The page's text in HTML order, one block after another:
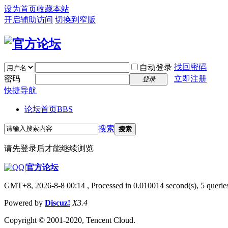
设为首页收藏本站
开启辅助访问 切换到窄版
自动登录 找回密码
密码
登录
立即注册
快捷导航
论坛首页BBS
搜索 搜索
请先登录后才能继续浏览
|官方论坛
GMT+8, 2026-8-8 00:14 , Processed in 0.010014 second(s), 5
Powered by Discuz! X3.4
Copyright © 2001-2020, Tencent Cloud.